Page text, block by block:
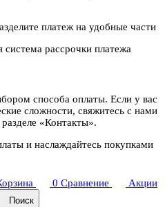
платеж на удобные части
рассрочки платежа
способа оплаты. Если у вас
сложности, свяжитесь с нами
«Контакты».
и наслаждайтесь покупками
0 Сравнение
Акции
Поиск